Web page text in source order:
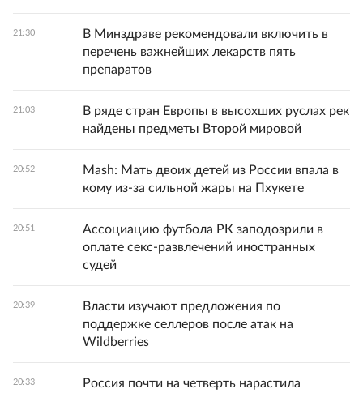
21:30
В Минздраве рекомендовали включить в
перечень важнейших лекарств пять
препаратов
21:03
В ряде стран Европы в высохших руслах рек
найдены предметы Второй мировой
20:52
Mash: Мать двоих детей из России впала в
кому из-за сильной жары на Пхукете
20:51
Ассоциацию футбола РК заподозрили в
оплате секс-развлечений иностранных
судей
20:39
Власти изучают предложения по
поддержке селлеров после атак на
Wildberries
20:33
Россия почти на четверть нарастила